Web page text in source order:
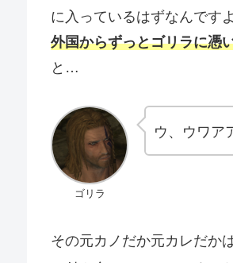
に入っているはずなんです
外国からずっとゴリラに憑
と…
ゴリラ
ウ、ウワ
その元カノだか元カレだか